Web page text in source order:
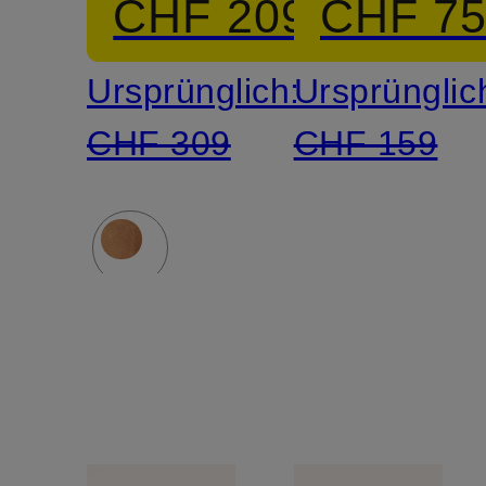
CHF 209
Ursprünglich:
CHF 309
CHF
CHF 159